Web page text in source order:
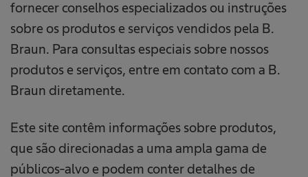
fornecer conselhos especializados ou instruções
sobre os produtos e serviços vendidos pela B.
Braun. Para consultas especiais sobre nossos
produtos e serviços, entre em contato com a B.
Braun diretamente.
Este site contêm informações sobre produtos,
que são direcionadas a uma ampla gama de
públicos-alvo e podem conter detalhes de